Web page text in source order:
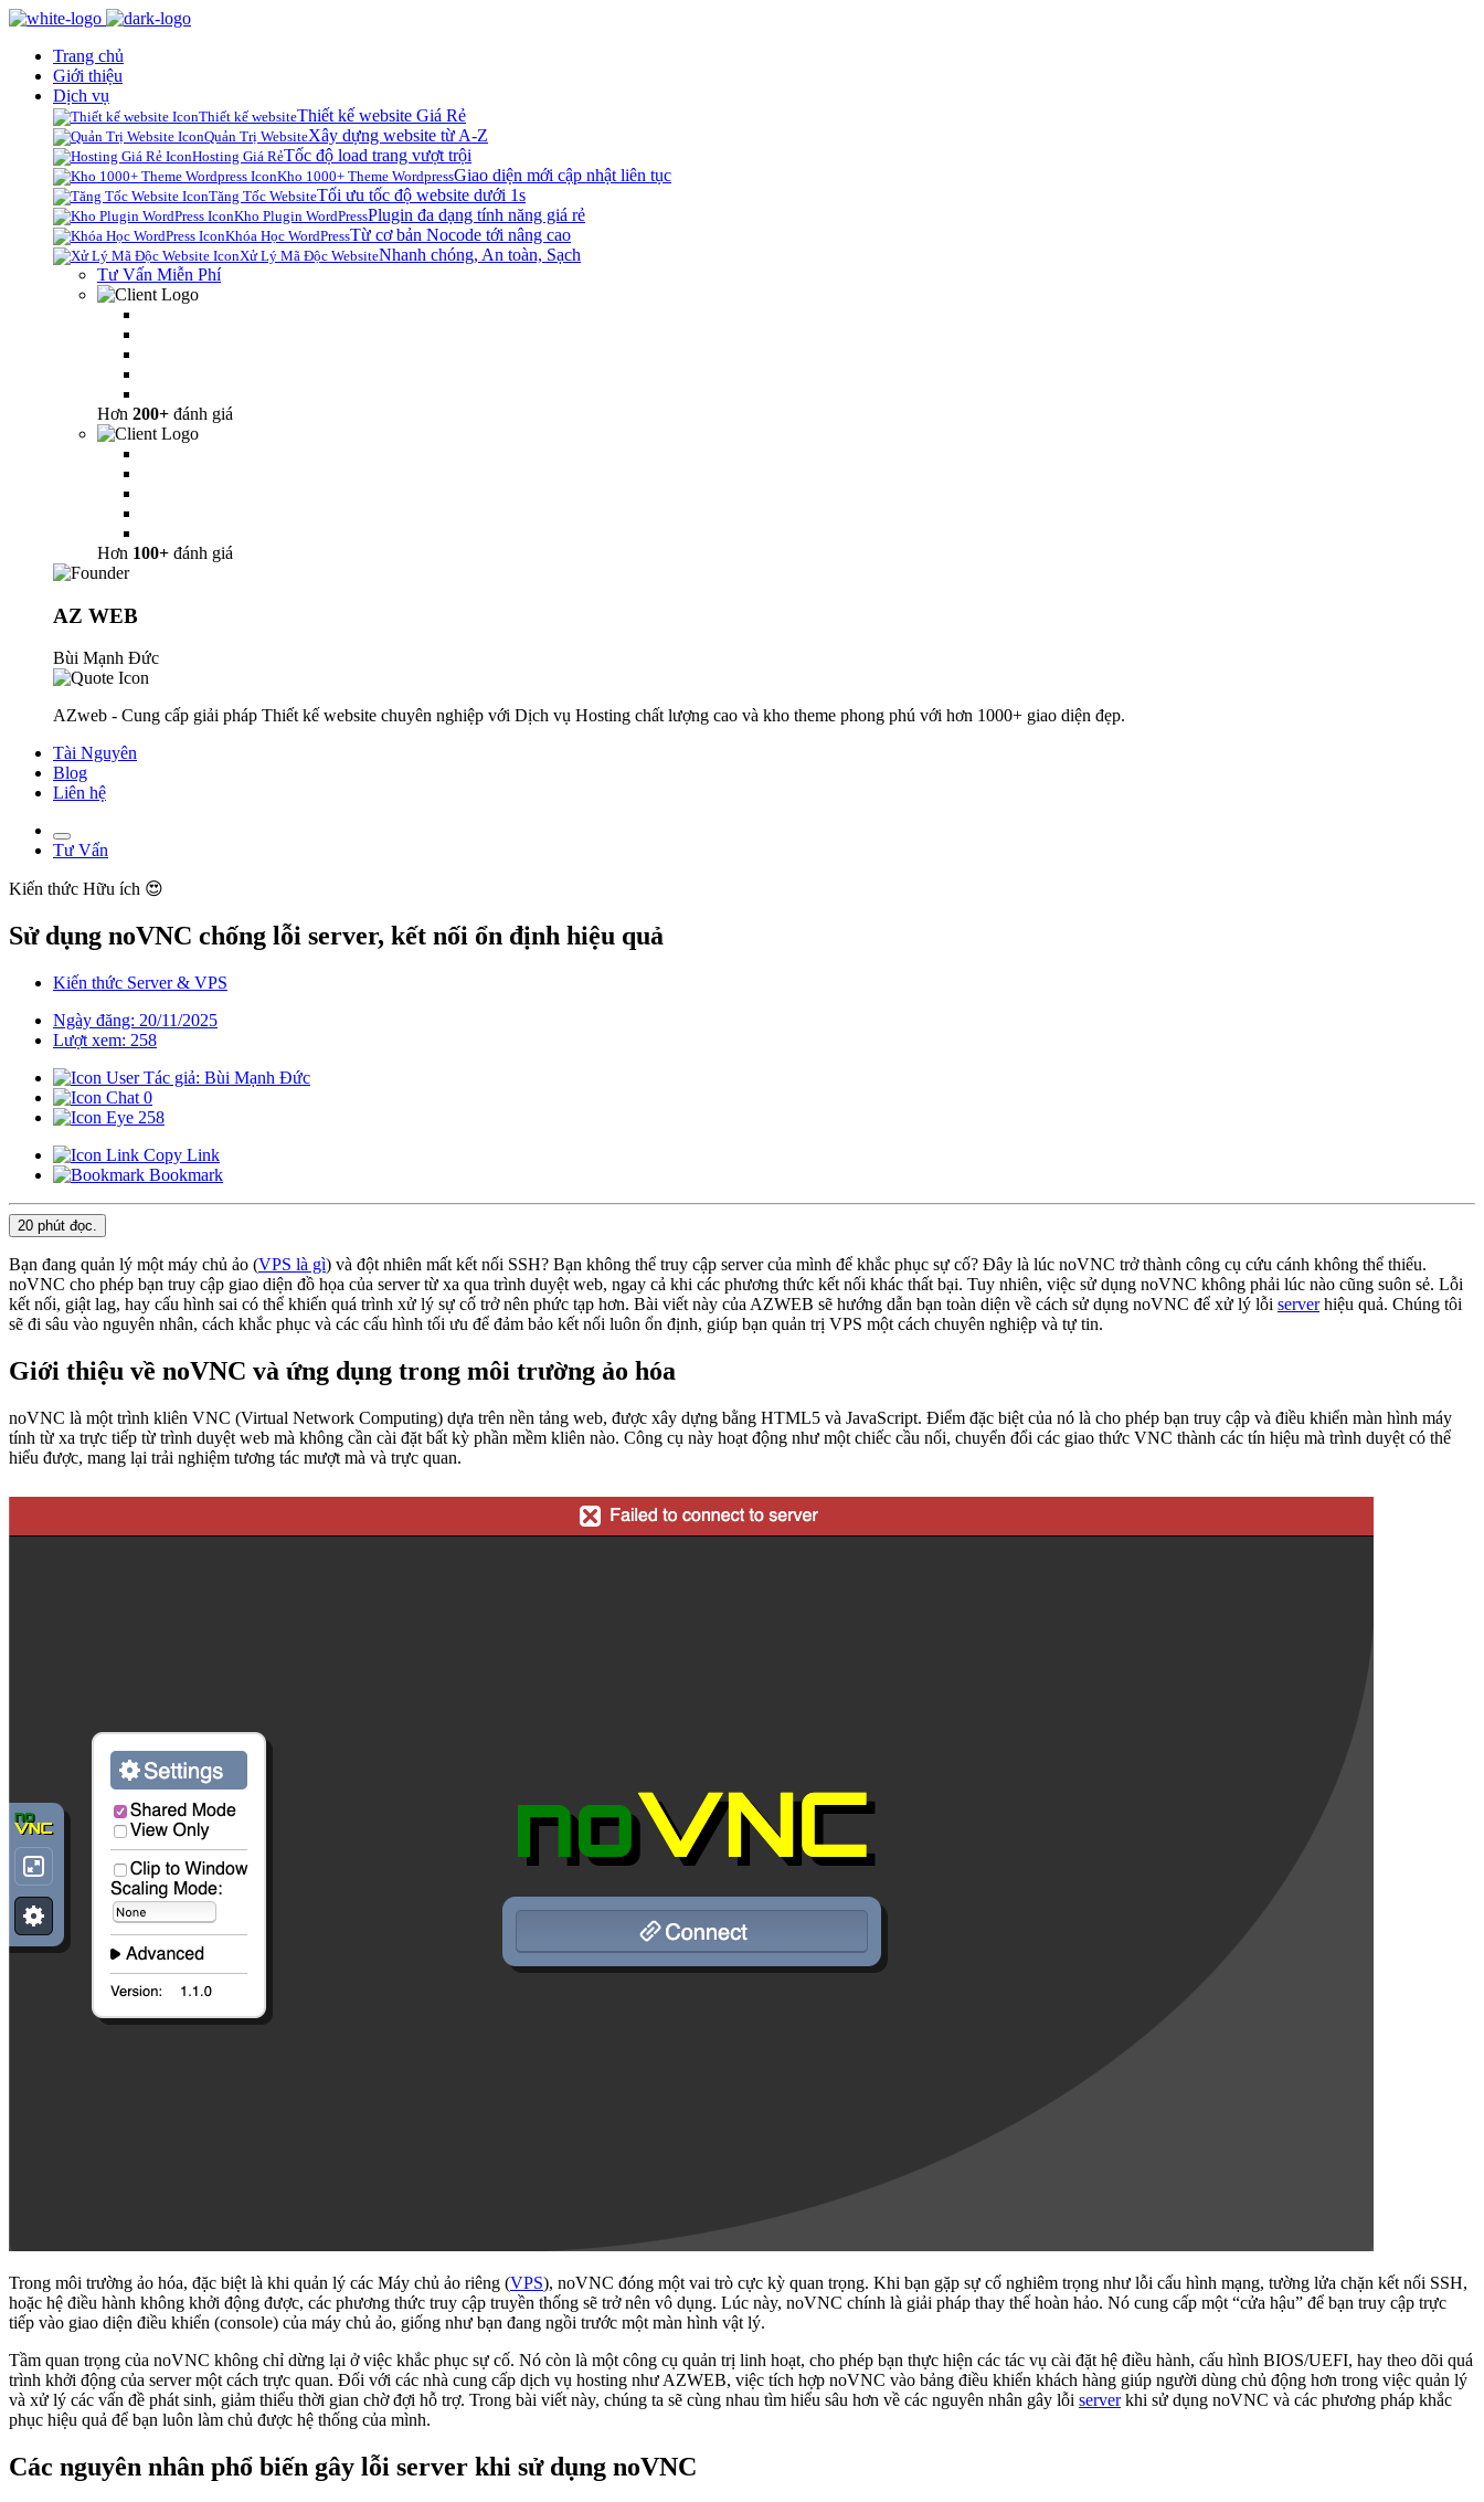
Trang chủ
Giới thiệu
Dịch vụ
Thiết kế websiteThiết kế website Giá Rẻ
Quản Trị WebsiteXây dựng website từ A-Z
Hosting Giá RẻTốc độ load trang vượt trội
Kho 1000+ Theme WordpressGiao diện mới cập nhật liên tục
Tăng Tốc WebsiteTối ưu tốc độ website dưới 1s
Kho Plugin WordPressPlugin đa dạng tính năng giá rẻ
Khóa Học WordPressTừ cơ bản Nocode tới nâng cao
Xử Lý Mã Độc WebsiteNhanh chóng, An toàn, Sạch
Tư Vấn Miễn Phí
Hơn 200+ đánh giá
Hơn 100+ đánh giá
AZ WEB
Bùi Mạnh Đức
AZweb - Cung cấp giải pháp Thiết kế website chuyên nghiệp với Dịch vụ Hosting chất lượng cao và kho theme phong phú với hơn 1000+ giao diện đẹp.
Tài Nguyên
Blog
Liên hệ
Tư Vấn
Kiến thức Hữu ích 😍
Sử dụng noVNC chống lỗi server, kết nối ổn định hiệu quả
Kiến thức Server & VPS
Ngày đăng: 20/11/2025
Lượt xem: 258
Tác giả: Bùi Mạnh Đức
0
258
Copy Link
Bookmark
20 phút đọc.
Bạn đang quản lý một máy chủ ảo (VPS là gì) và đột nhiên mất kết nối SSH? Bạn không thể truy cập server của mình để khắc phục sự cố? Đây là lúc noVNC trở thành công cụ cứu cánh không thể thiếu.
noVNC cho phép bạn truy cập giao diện đồ họa của server từ xa qua trình duyệt web, ngay cả khi các phương thức kết nối khác thất bại. Tuy nhiên, việc sử dụng noVNC không phải lúc nào cũng suôn sẻ. Lỗi
kết nối, giật lag, hay cấu hình sai có thể khiến quá trình xử lý sự cố trở nên phức tạp hơn. Bài viết này của AZWEB sẽ hướng dẫn bạn toàn diện về cách sử dụng noVNC để xử lý lỗi serverhiệu quả. Chúng tôi
sẽ đi sâu vào nguyên nhân, cách khắc phục và các cấu hình tối ưu để đảm bảo kết nối luôn ổn định, giúp bạn quản trị VPS một cách chuyên nghiệp và tự tin.
Giới thiệu về noVNC và ứng dụng trong môi trường ảo hóa
noVNC là một trình kliên VNC (Virtual Network Computing) dựa trên nền tảng web, được xây dựng bằng HTML5 và JavaScript. Điểm đặc biệt của nó là cho phép bạn truy cập và điều khiển màn hình máy
tính từ xa trực tiếp từ trình duyệt web mà không cần cài đặt bất kỳ phần mềm kliên nào. Công cụ này hoạt động như một chiếc cầu nối, chuyển đổi các giao thức VNC thành các tín hiệu mà trình duyệt có thể
hiểu được, mang lại trải nghiệm tương tác mượt mà và trực quan.
Trong môi trường ảo hóa, đặc biệt là khi quản lý các Máy chủ ảo riêng (VPS), noVNC đóng một vai trò cực kỳ quan trọng. Khi bạn gặp sự cố nghiêm trọng như lỗi cấu hình mạng, tường lửa chặn kết nối SSH,
hoặc hệ điều hành không khởi động được, các phương thức truy cập truyền thống sẽ trở nên vô dụng. Lúc này, noVNC chính là giải pháp thay thế hoàn hảo. Nó cung cấp một “cửa hậu” để bạn truy cập trực
tiếp vào giao diện điều khiển (console) của máy chủ ảo, giống như bạn đang ngồi trước một màn hình vật lý.
Tầm quan trọng của noVNC không chỉ dừng lại ở việc khắc phục sự cố. Nó còn là một công cụ quản trị linh hoạt, cho phép bạn thực hiện các tác vụ cài đặt hệ điều hành, cấu hình BIOS/UEFI, hay theo dõi quá
trình khởi động của server một cách trực quan. Đối với các nhà cung cấp dịch vụ hosting như AZWEB, việc tích hợp noVNC vào bảng điều khiển khách hàng giúp người dùng chủ động hơn trong việc quản lý
và xử lý các vấn đề phát sinh, giảm thiểu thời gian chờ đợi hỗ trợ. Trong bài viết này, chúng ta sẽ cùng nhau tìm hiểu sâu hơn về các nguyên nhân gây lỗi serverkhi sử dụng noVNC và các phương pháp khắc
phục hiệu quả để bạn luôn làm chủ được hệ thống của mình.
Các nguyên nhân phổ biến gây lỗi server khi sử dụng noVNC